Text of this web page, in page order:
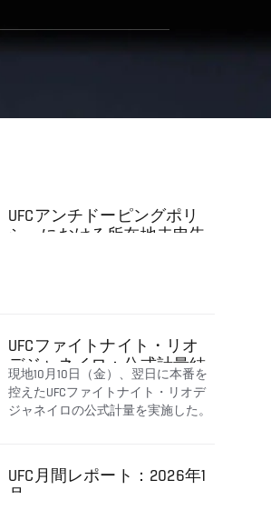
UFCアンチドーピングポリ
シーにおける所在地未申告
UFCファイトナイト・リオ
デジャネイロ：公式計量結
果
現地10月10日（金）、翌日に本番を
控えたUFCファイトナイト・リオデ
ジャネイロの公式計量を実施した。
UFC月間レポート：2026年1
月